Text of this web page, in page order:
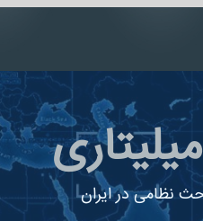
نظامی در ایران